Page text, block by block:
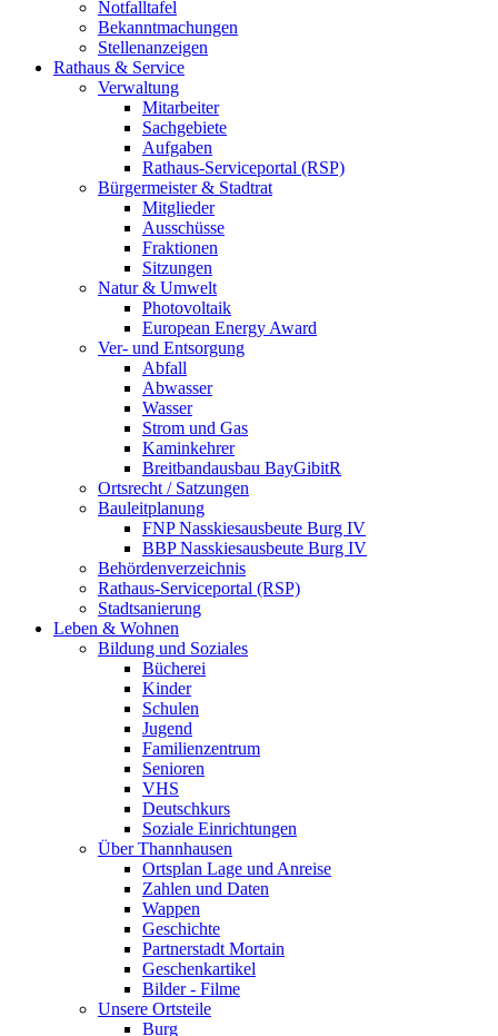
Notfalltafel
Bekanntmachungen
Stellenanzeigen
Rathaus & Service
Verwaltung
Mitarbeiter
Sachgebiete
Aufgaben
Rathaus-Serviceportal (RSP)
Bürgermeister & Stadtrat
Mitglieder
Ausschüsse
Fraktionen
Sitzungen
Natur & Umwelt
Photovoltaik
European Energy Award
Ver- und Entsorgung
Abfall
Abwasser
Wasser
Strom und Gas
Kaminkehrer
Breitbandausbau BayGibitR
Ortsrecht / Satzungen
Bauleitplanung
FNP Nasskiesausbeute Burg IV
BBP Nasskiesausbeute Burg IV
Behördenverzeichnis
Rathaus-Serviceportal (RSP)
Stadtsanierung
Leben & Wohnen
Bildung und Soziales
Bücherei
Kinder
Schulen
Jugend
Familienzentrum
Senioren
VHS
Deutschkurs
Soziale Einrichtungen
Über Thannhausen
Ortsplan Lage und Anreise
Zahlen und Daten
Wappen
Geschichte
Partnerstadt Mortain
Geschenkartikel
Bilder - Filme
Unsere Ortsteile
Burg